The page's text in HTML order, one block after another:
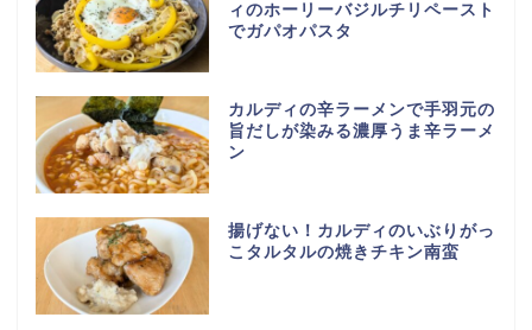
ィのホーリーバジルチリペースト
でガパオパスタ
カルディの辛ラーメンで手羽元の
旨だしが染みる濃厚うま辛ラーメ
ン
揚げない！カルディのいぶりがっ
こタルタルの焼きチキン南蛮